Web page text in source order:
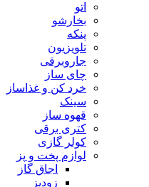
اتو
بخارشو
پنکه
تلویزیون
جاروبرقی
چای ساز
خرد کن و غذاساز
سینک
قهوه ساز
کتری برقی
کولر گازی
لوازم پخت و پز
اجاق گاز
زودپز